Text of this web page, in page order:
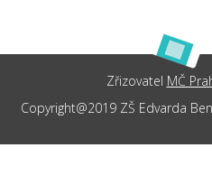
Zřizovatel MČ
Copyright@2019 ZŠ Edvarda